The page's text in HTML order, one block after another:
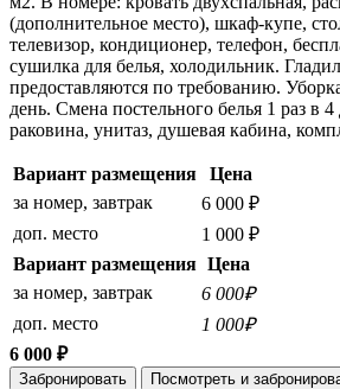
(дополнительное место), шкаф-купе,
телевизор, кондиционер, телефон,
сушилка для белья, холодильник.
предоставляются по требованию.
день. Смена постельного белья 1 раз в
раковина, унитаз, душевая кабина,
Вариант размещения
Цена
за номер, завтрак
6 000 ₽
доп. место
1 000 ₽
Вариант размещения Цена
за номер, завтрак
6 000₽
доп. место
1 000₽
6 000 ₽
Забронировать Посмотреть и